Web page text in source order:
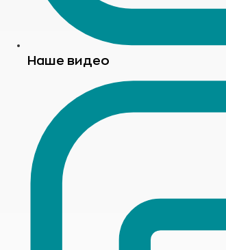
Наше видео